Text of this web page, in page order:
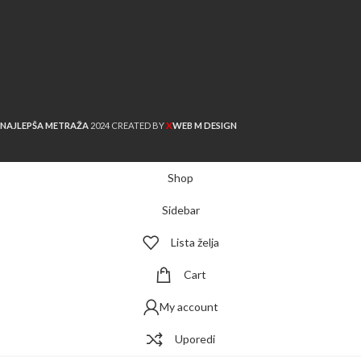
NAJLEPŠA METRAŽA 2024 CREATED BYXWEB M DESIGN
Shop
Sidebar
Lista želja
Cart
My account
Uporedi